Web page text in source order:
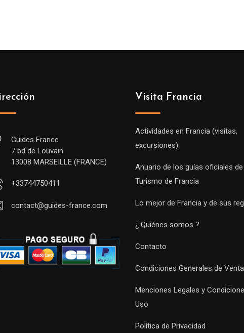
Guides France
7 bd de Louvain
13008 MARSEILLE (FRANCE)
+33744750411
contact@guides-france.com
Visita Francia
Actividades en Francia (visitas,
excursiones)
Anuario de los guías oficiales de
Turismo de Francia
Lo mejor de Francia y de sus
¿ Quiénes somos ?
Contacto
Condiciones Generales de Venta
Menciones Legales y
Uso
Política de Privacidad